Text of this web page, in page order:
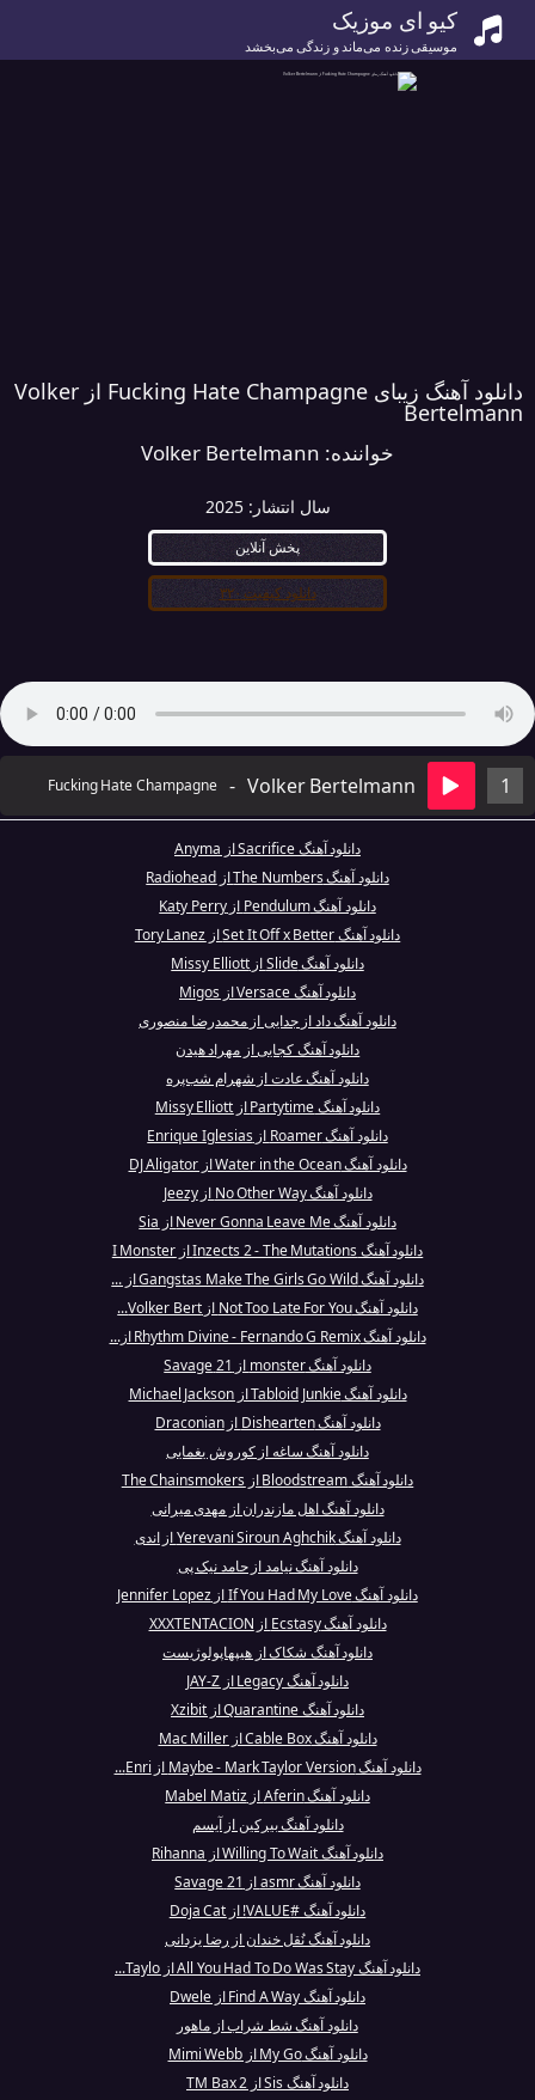
کیو ای موزیک
موسیقی زنده می‌ماند و زندگی می‌بخشد
دانلود آهنگ زیبای Fucking Hate Champagne از Volker
Bertelmann
خواننده: Volker Bertelmann
سال انتشار:2025
پخش آنلاین
دانلود کیفیت ۳۲۰
1
Volker Bertelmann
-
Fucking Hate Champagne
دانلود آهنگ Sacrifice از Anyma
دانلود آهنگ The Numbers از Radiohead
دانلود آهنگ Pendulum از Katy Perry
دانلود آهنگ Set It Off x Better از Tory Lanez
دانلود آهنگ Slide از Missy Elliott
دانلود آهنگ Versace از Migos
دانلود آهنگ داد از جدایی از محمدرضا منصوری
دانلود آهنگ کجایی از مهراد هیدن
دانلود آهنگ عادت از شهرام شب‌پره
دانلود آهنگ Partytime از Missy Elliott
دانلود آهنگ Roamer از Enrique Iglesias
دانلود آهنگ Water in the Ocean از DJ Aligator
دانلود آهنگ No Other Way از Jeezy
دانلود آهنگ Never Gonna Leave Me از Sia
دانلود آهنگ Inzects 2 - The Mutations از I Monster
دانلود آهنگ Gangstas Make The Girls Go Wild از ...
دانلود آهنگ Not Too Late For You از Volker Bert...
دانلود آهنگ Rhythm Divine - Fernando G Remix از...
دانلود آهنگ monster از 21 Savage
دانلود آهنگ Tabloid Junkie از Michael Jackson
دانلود آهنگ Dishearten از Draconian
دانلود آهنگ ساغه از کوروش یغمایی
دانلود آهنگ Bloodstream از The Chainsmokers
دانلود آهنگ اهل مازندران از مهدی میرانی
دانلود آهنگ Yerevani Siroun Aghchik از اندی
دانلود آهنگ نیامد از حامد نیک پی
دانلود آهنگ If You Had My Love از Jennifer Lopez
دانلود آهنگ Ecstasy از XXXTENTACION
دانلود آهنگ شکاک از هیپهاپولوژیست
دانلود آهنگ Legacy از JAY-Z
دانلود آهنگ Quarantine از Xzibit
دانلود آهنگ Cable Box از Mac Miller
دانلود آهنگ Maybe - Mark Taylor Version از Enri...
دانلود آهنگ Aferin از Mabel Matiz
دانلود آهنگ بیرکین از آیسم
دانلود آهنگ Willing To Wait از Rihanna
دانلود آهنگ asmr از 21 Savage
دانلود آهنگ #VALUE! از Doja Cat
دانلود آهنگ نُقل خندان از رضا یزدانی
دانلود آهنگ All You Had To Do Was Stay از Taylo...
دانلود آهنگ Find A Way از Dwele
دانلود آهنگ شط شراب از ماهور
دانلود آهنگ My Go از Mimi Webb
دانلود آهنگ Sis از TM Bax 2